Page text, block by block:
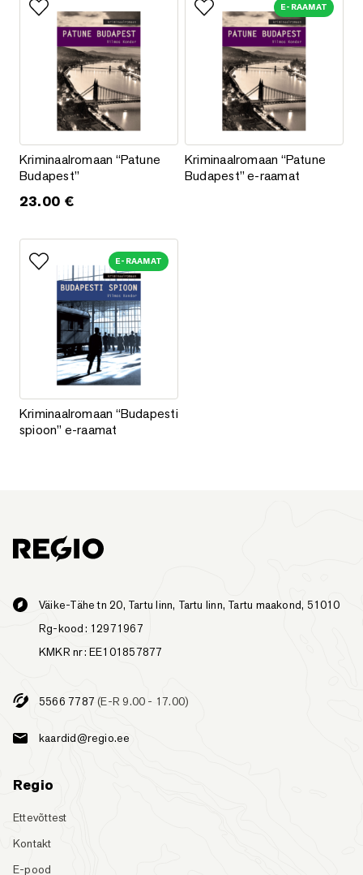
Lisa lemmikutesse
Kriminaalromaan “Patune Budapest”
Kriminaalromaan “Patune
Budapest”
23.00 €
E-RAAMAT
Lisa lemmikutesse
Kriminaalromaan “Patune
Kriminaalromaan “Patune
Budapest” e-raamat
E-RAAMAT
Lisa lemmikutesse
Kriminaalromaan “Budapesti spioon” e-raamat
Kriminaalromaan “Budapesti
spioon” e-raamat
Väike-Tähe tn 20, Tartu linn, Tartu linn, Tartu maakond, 51010
Rg-kood: 12971967
KMKR nr: EE101857877
5566 7787 (E-R 9.00 - 17.00)
kaardid@regio.ee
Regio
Ettevõttest
Kontakt
E-pood